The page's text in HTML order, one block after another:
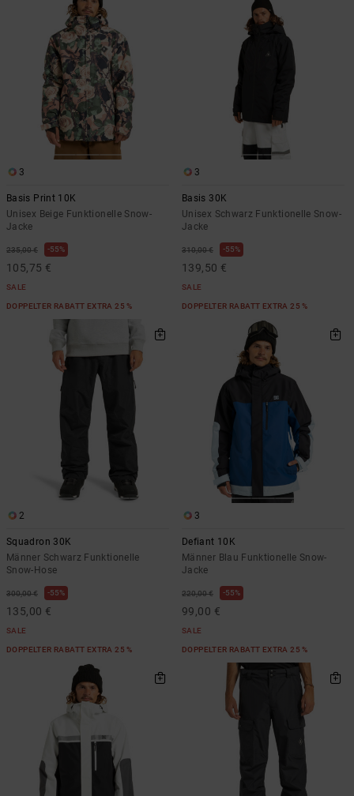
3
Basis Print 10K
Unisex Beige Funktionelle Snow-
Jacke
235,00 € 55%
105,75 €
SALE
DOPPELTER RABATT EXTRA 25 %
3
Basis 30K
Unisex Schwarz Funktionelle Snow-
Jacke
310,00 € 55%
139,50 €
SALE
DOPPELTER RABATT EXTRA 25 %
2
Squadron 30K
Männer Schwarz Funktionelle
Snow-Hose
300,00 € 55%
135,00 €
SALE
DOPPELTER RABATT EXTRA 25 %
3
Defiant 10K
Männer Blau Funktionelle Snow-
Jacke
220,00 € 55%
99,00 €
SALE
DOPPELTER RABATT EXTRA 25 %